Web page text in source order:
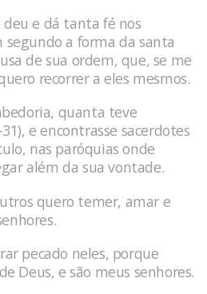
deu e dá tanta fé nos
segundo a forma da santa
de sua ordem, que, se me
recorrer a eles mesmos.
quanta teve
e encontrasse sacerdotes
nas paróquias onde
além da sua vontade.
quero temer, amar e
pecado neles, porque
Deus, e são meus senhores.